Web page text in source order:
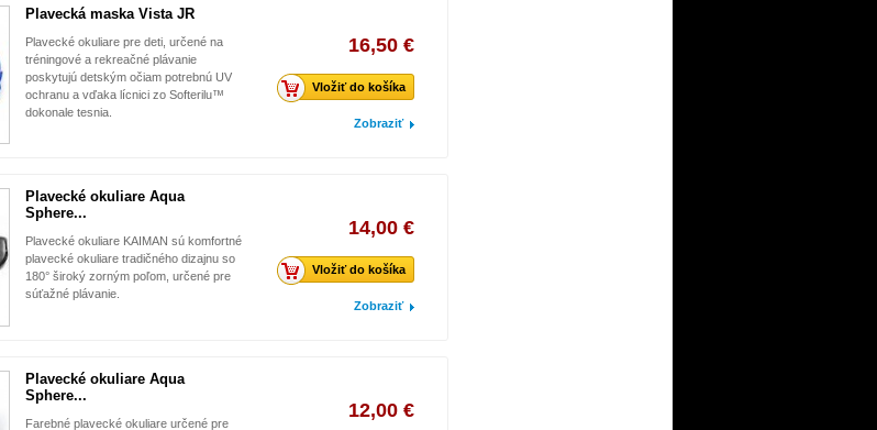
Plavecká maska Vista JR
Plavecké okuliare pre deti, určené na
tréningové a rekreačné plávanie
poskytujú detským očiam potrebnú UV
ochranu a vďaka lícnici zo Softerilu™
dokonale tesnia.
16,50 €
Vložiť do košíka
Zobraziť
Plavecké okuliare Aqua
Sphere...
Plavecké okuliare KAIMAN sú komfortné
plavecké okuliare tradičného dizajnu so
180° široký zorným poľom, určené pre
súťažné plávanie.
14,00 €
Vložiť do košíka
Zobraziť
Plavecké okuliare Aqua
Sphere...
Farebné plavecké okuliare určené pre
12,00 €